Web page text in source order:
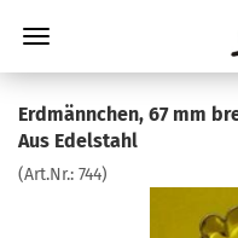
Erdmännchen, 67 mm
Aus Edelstahl
(Art.Nr.: 744)